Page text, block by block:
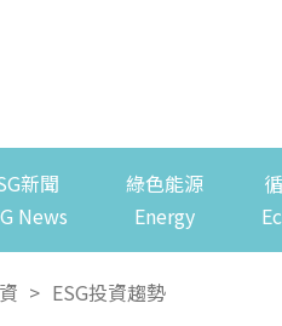
新聞
News
綠色能源
Energy
> ESG投資趨勢